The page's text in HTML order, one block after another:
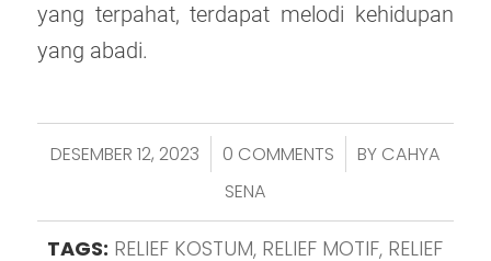
yang terpahat, terdapat melodi kehidupan
yang abadi.
DESEMBER 12, 2023
/ 0 COMMENTS
/ BY CAHYA
SENA
TAGS: RELIEF KOSTUM, RELIEF MOTIF, RELIEF